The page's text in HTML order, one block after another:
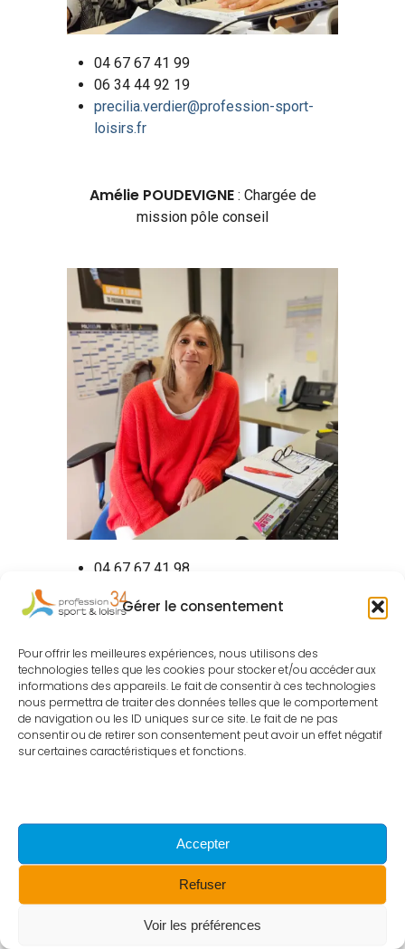
Gérer le consentement
Pour offrir les meilleures expériences, nous utilisons des
technologies telles que les cookies pour stocker et/ou accéder aux
informations des appareils. Le fait de consentir à ces technologies
nous permettra de traiter des données telles que le comportement
de navigation ou les ID uniques sur ce site. Le fait de ne pas
consentir ou de retirer son consentement peut avoir un effet négatif
sur certaines caractéristiques et fonctions.
Accepter
Refuser
Voir les préférences
04 67 67 41 99
06 34 44 92 19
precilia.verdier@profession-sport-
loisirs.fr
Amélie POUDEVIGNE: Chargée de
mission pôle conseil
04 67 67 41 98
06 64 03 82 34
amelie.poudevigne@profession-
Renaud LEULIER: Chargé de mission
pôle conseil et co-animateur guid’asso